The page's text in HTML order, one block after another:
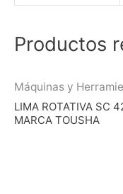
Productos
Máquinas y
LIMA ROTATIVA SC
MARCA TOUSHA